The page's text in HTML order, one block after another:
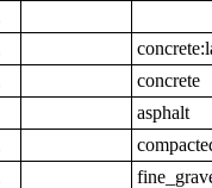
concrete
asphalt